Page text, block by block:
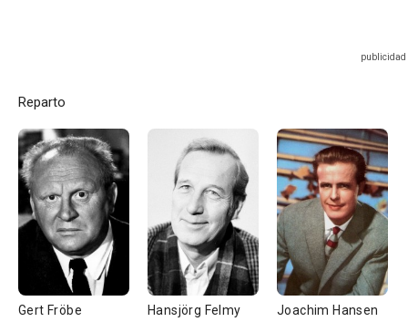
Reparto
Gert Fröbe Hansjörg Felmy Joachim Hansen